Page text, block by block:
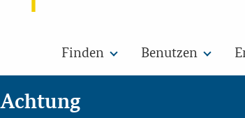
Finden Benutzen
Achtung